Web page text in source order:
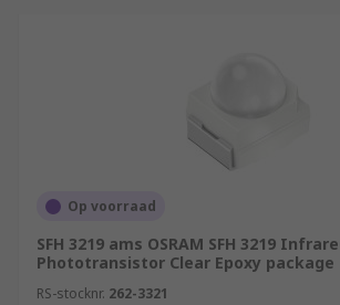
Op voorraad
SFH 3219 ams OSRAM SFH 3219
Phototransistor Clear Epoxy package
RS-stocknr. 262-3321